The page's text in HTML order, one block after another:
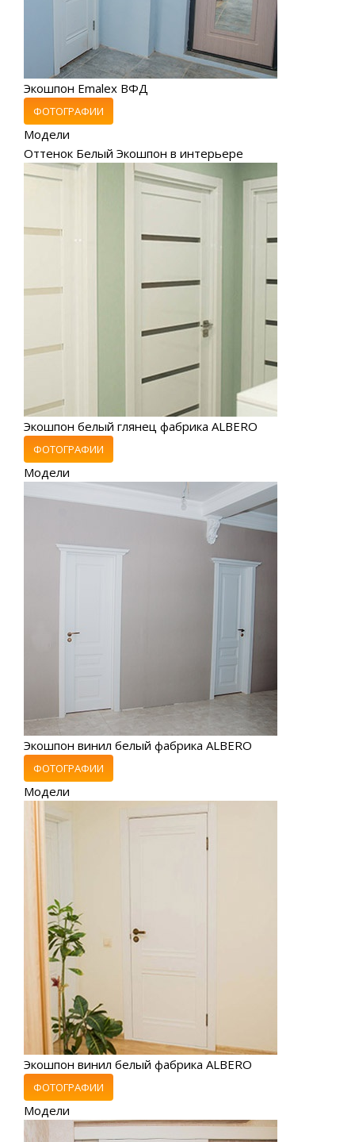
Экошпон Emalex ВФД
ФОТОГРАФИИ
Модели
Оттенок Белый Экошпон в интерьере
Экошпон белый глянец фабрика ALBERO
ФОТОГРАФИИ
Модели
Экошпон винил белый фабрика ALBERO
ФОТОГРАФИИ
Модели
Экошпон винил белый фабрика ALBERO
ФОТОГРАФИИ
Модели